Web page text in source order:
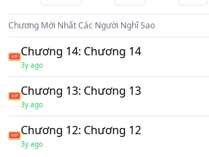
Sau khi nghiêm túc tra hỏi, tôi phát hiện
nguyệt quang trong lòng hắn chính là tôi.
Chương Mới NhấtCác Người Nghĩ Sao
Chương 14: Chương 14
3y ago
Chương 13: Chương 13
3y ago
Chương 12: Chương 12
3y ago